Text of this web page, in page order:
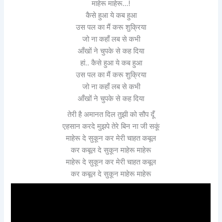
माहेरू माहेरू…!
कैसे हुआ ये कब हुआ
उस पल का मैं करू शुक्रिया
जो ना कहाँ लब से कभी
आँखों ने चुपके से कह दिया
हां.. कैसे हुआ ये कब हुआ
उस पल का मैं करू शुक्रिया
जो ना कहाँ लब से कभी
आँखों ने चुपके से कह दिया
तेरी है अमानत दिल तुझी को सौप दूँ
एहसान करदे मुझपे तेरे बिन ना जी सकूं
माहेरू दे सुकून कर मेरी चाहत कबूल
कर कबूल दे सुकून माहेरू माहेरू
माहेरू दे सुकून कर मेरी चाहत कबूल
कर कबूल दे सुकून माहेरू माहेरू